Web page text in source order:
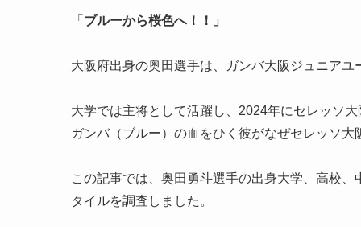
「 ブルーから桜色へ！！」
大阪府出身の奥田選手は、ガンバ大阪ジュニア
大学では主将として活躍し、2024年にセレッソ
ガンバ（ブルー）の血をひく彼がなぜセレッソ
この記事では、奥田勇斗選手の出身大学、高校
タイルを調査しました。